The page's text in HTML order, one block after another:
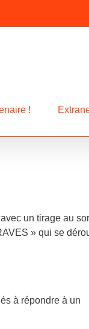
!
un tirage au
» qui se
à répondre à un